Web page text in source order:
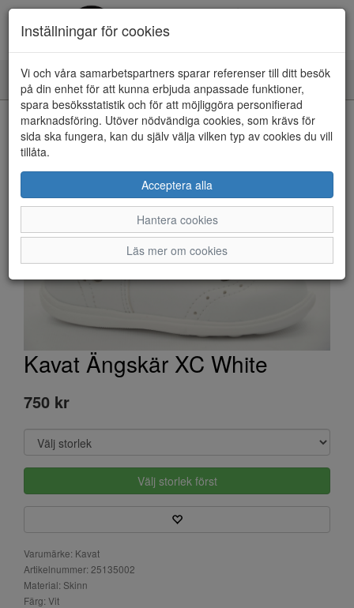
Toggle
navigation
HEM
Kavat Ängskär XC White
750 kr
Välj storlek först
Varumärke: Kavat
Artikelnummer: 25135002
Material: Skinn
Färg: Vit
Inställningar för cookies
Vi och våra samarbetspartners sparar referenser till ditt besök
på din enhet för att kunna erbjuda anpassade funktioner,
spara besöksstatistik och för att möjliggöra personifierad
marknadsföring. Utöver nödvändiga cookies, som krävs för
sida ska fungera, kan du själv välja vilken typ av cookies du vill
tillåta.
Acceptera alla
Hantera cookies
Läs mer om cookies